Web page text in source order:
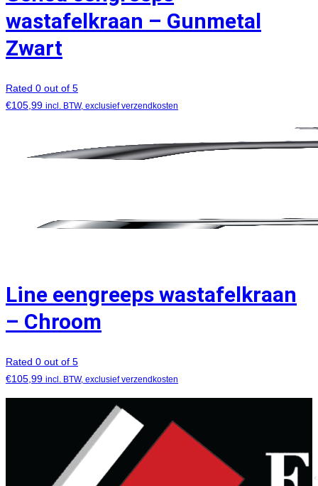
wastafelkraan – Gunmetal
Zwart
Rated 0 out of 5
€105,99 incl. BTW, exclusief verzendkosten
Line eengreeps wastafelkraan
– Chroom
Rated 0 out of 5
€105,99 incl. BTW, exclusief verzendkosten